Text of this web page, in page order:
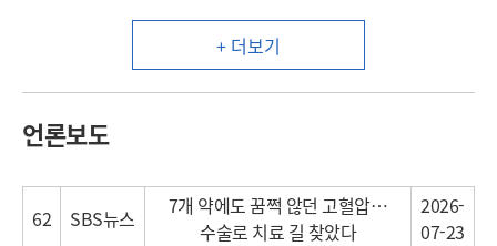
+ 더보기
언론보도
62 SBS뉴스
7개 약에도 꿈쩍 않던 고혈압…
수술로 치료 길 찾았다
2026-
07-23